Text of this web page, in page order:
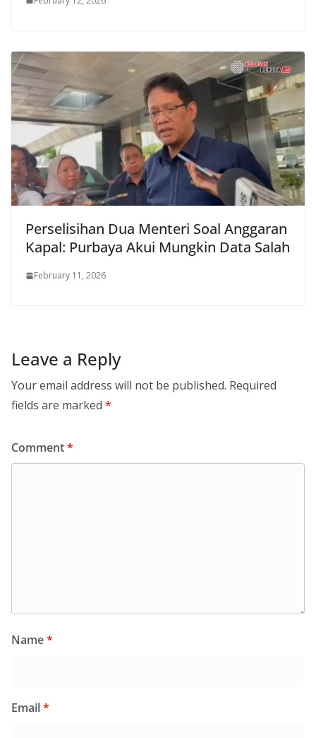
Perselisihan Dua Menteri Soal Anggaran
Kapal: Purbaya Akui Mungkin Data Salah
February 11, 2026
Leave a Reply
Your email address will not be published. Required
fields are marked *
Comment*
Name*
Email*